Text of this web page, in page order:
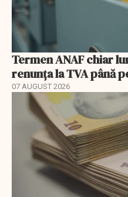
Termen ANAF chiar
renunța la TVA până
07 AUGUST 2026